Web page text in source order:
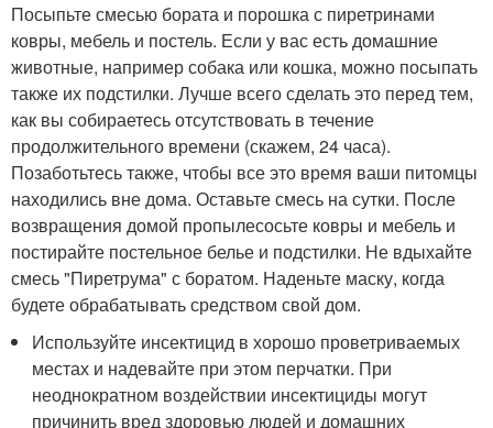
Посыпьте смесью бората и порошка с пиретринами
ковры, мебель и постель. Если у вас есть домашние
животные, например собака или кошка, можно посыпать
также их подстилки. Лучше всего сделать это перед тем,
как вы собираетесь отсутствовать в течение
продолжительного времени (скажем, 24 часа).
Позаботьтесь также, чтобы все это время ваши питомцы
находились вне дома. Оставьте смесь на сутки. После
возвращения домой пропылесосьте ковры и мебель и
постирайте постельное белье и подстилки. Не вдыхайте
смесь "Пиретрума" с боратом. Наденьте маску, когда
будете обрабатывать средством свой дом.
Используйте инсектицид в хорошо проветриваемых
местах и надевайте при этом перчатки. При
неоднократном воздействии инсектициды могут
причинить вред здоровью людей и домашних